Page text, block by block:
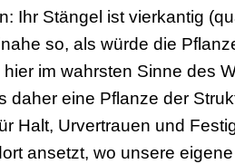
Ihr Stängel ist vierkantig
so, als würde die
im wahrsten Sinne des
eine Pflanze der
Halt, Urvertrauen und
ansetzt, wo unsere